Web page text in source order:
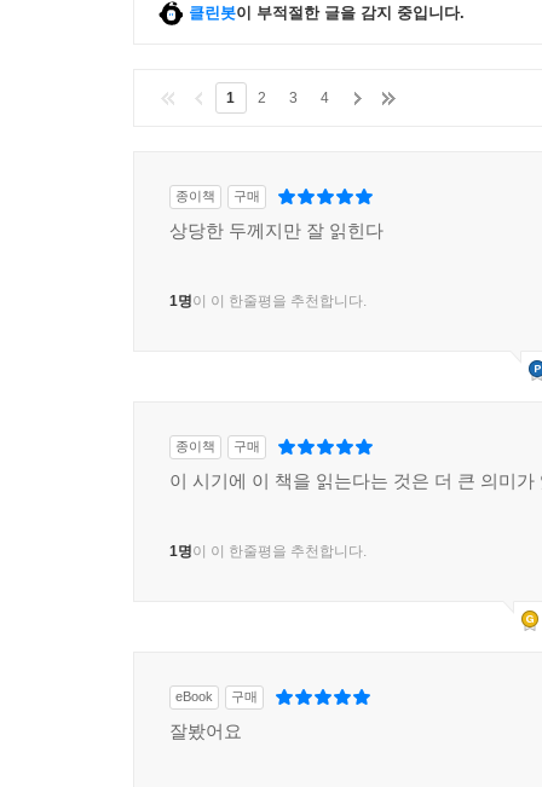
클린봇이 부적절한 글을 감지 중입니다.
1 2 3 4
종이책 구매
상당한 두께지만 잘 읽힌다
1명이 이 한줄평을 추천합니다.
종이책 구매
이 시기에 이 책을 읽는다는 것은 더 큰 의미가
1명이 이 한줄평을 추천합니다.
eBook 구매
잘봤어요